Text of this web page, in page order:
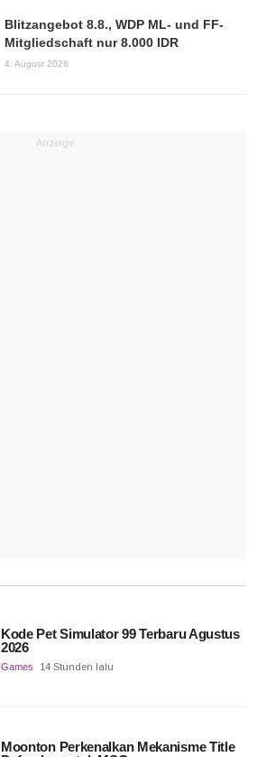
Blitzangebot 8.8., WDP ML- und FF-
Mitgliedschaft nur 8.000 IDR
4. August 2026
Anzeige
Kode Pet Simulator 99 Terbaru Agustus
2026
Games 14 Stunden lalu
Moonton Perkenalkan Mekanisme Title